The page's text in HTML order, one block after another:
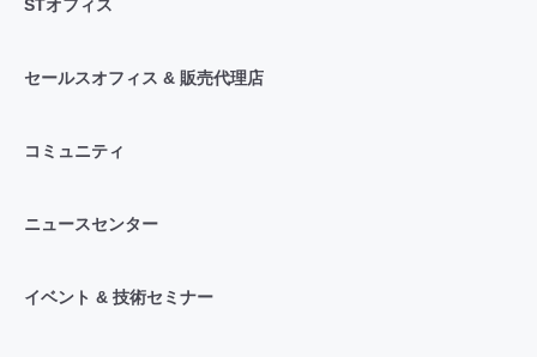
STオフィス
セールスオフィス & 販売代理店
コミュニティ
ニュースセンター
イベント & 技術セミナー